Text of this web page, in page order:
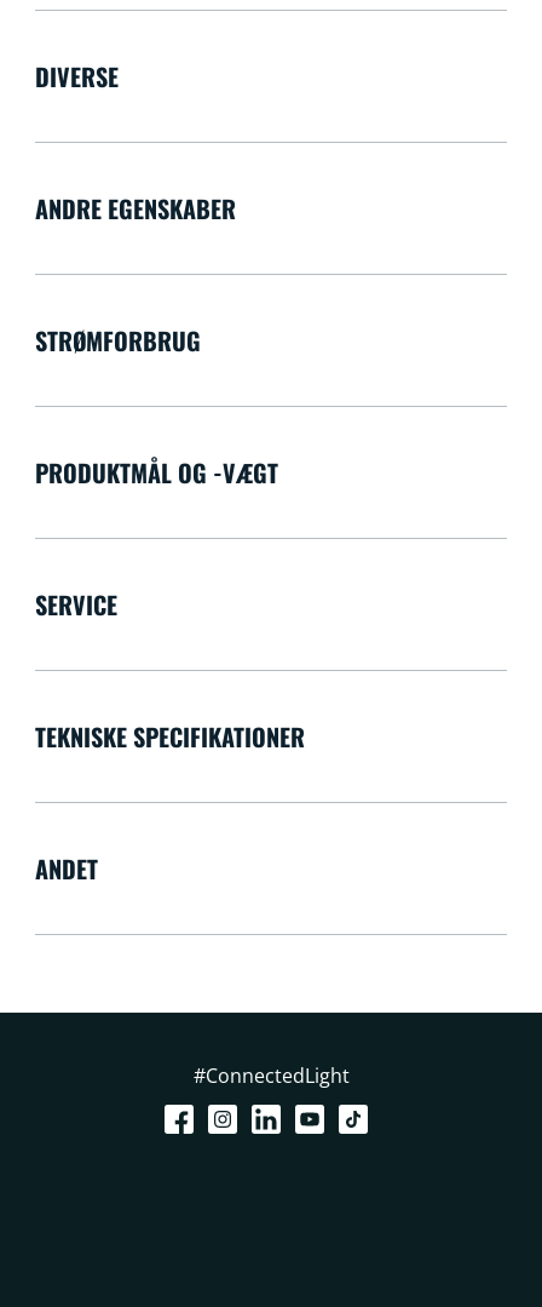
DIVERSE
ANDRE EGENSKABER
STRØMFORBRUG
PRODUKTMÅL OG -VÆGT
SERVICE
TEKNISKE SPECIFIKATIONER
ANDET
#ConnectedLight